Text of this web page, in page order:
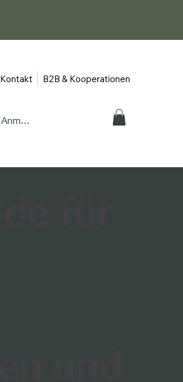
Anmelden
Kontakt B2B & Kooperationen